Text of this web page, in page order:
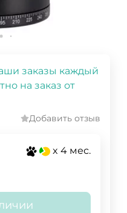
заказы каждый
на заказ от
Добавить отзыв
x 4 мес.